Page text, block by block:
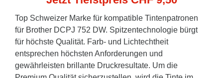
Top Schweizer Marke für kompatible Tintenpatronen
für Brother DCPJ 752 DW. Spitzentechnologie bürgt
für höchste Qualität. Farb- und Lichtechtheit
entsprechen höchsten Anforderungen und
gewährleisten brillante Druckresultate. Um die